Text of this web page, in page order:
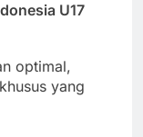
U17
optimal,
yang